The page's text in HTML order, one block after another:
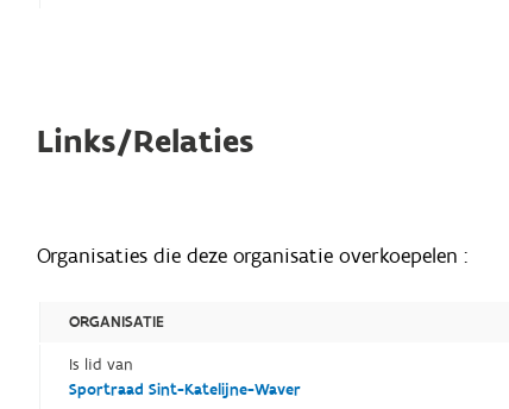
Links/Relaties
Organisaties die deze organisatie overkoepelen :
ORGANISATIE
Is lid van
Sportraad Sint-Katelijne-Waver